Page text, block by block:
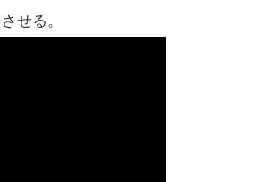
せる。